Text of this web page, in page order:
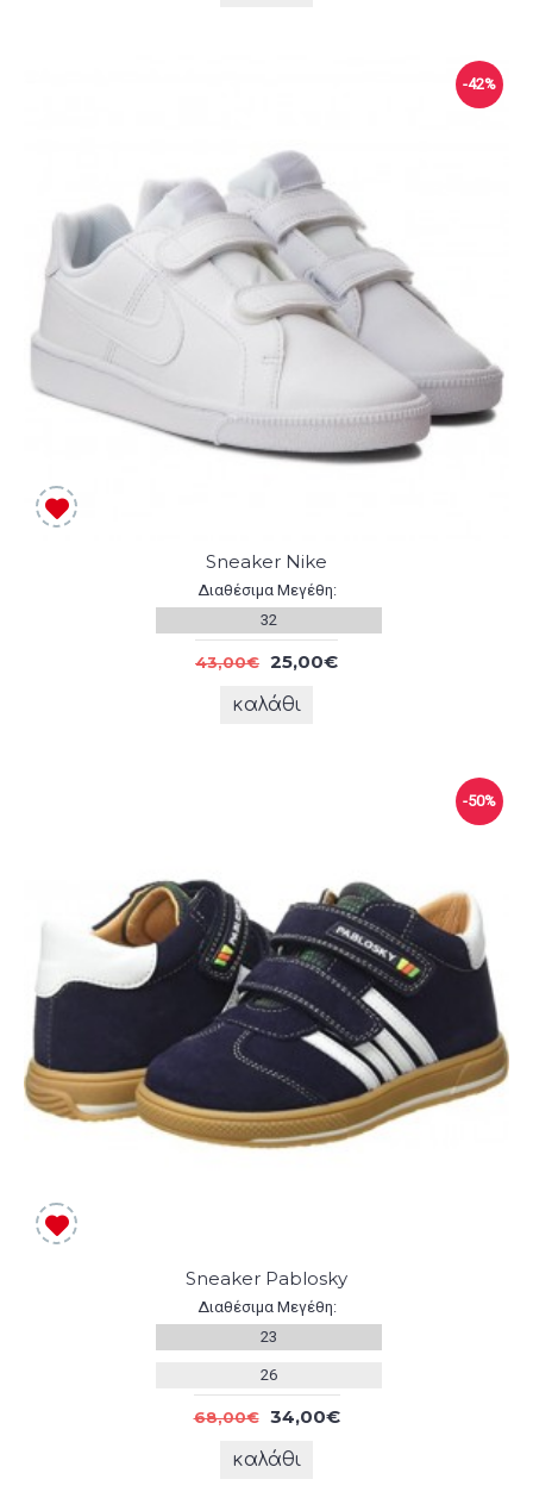
-42%
Sneaker Nike
Διαθέσιμα Μεγέθη:
32
43,00€ 25,00€
καλάθι
-50%
Sneaker Pablosky
Διαθέσιμα Μεγέθη:
23
26
68,00€ 34,00€
καλάθι